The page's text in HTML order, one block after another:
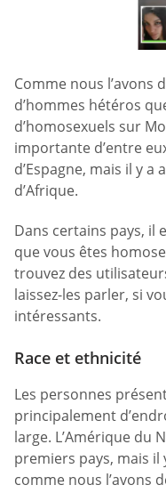
Comme nous l’avons
d’hommes hétéros
d’homosexuels sur
importante d’entre
d’Espagne, mais il y a
d’Afrique.
Dans certains pays, il
que vous êtes
trouvez des
laissez-les parler, si
intéressants.
Race et ethnicité
Les personnes
principalement
large. L’Amérique du
premiers pays, mais il
comme nous l’avons